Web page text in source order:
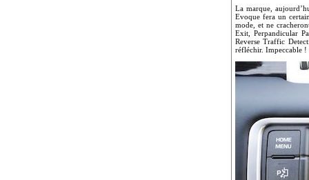
La marque,
Evoque fera un
mode, et ne
Exit, Perpandicular
Reverse Traffic
réfléchir. Impeccable !